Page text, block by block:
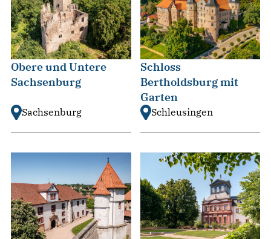
Obere und Untere
Sachsenburg
Sachsenburg
Schloss
Bertholdsburg mit
Garten
Schleusingen